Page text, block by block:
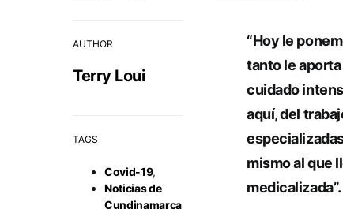
AUTHOR
Terry Loui
TAGS
Covid-19,
Noticias de
Cundinamarca
“Hoy le
tanto le
cuidado
aquí, del
mismo al que
medicalizada”.